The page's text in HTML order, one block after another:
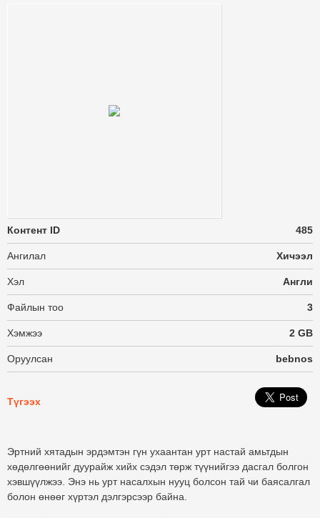
Контент ID 485
Ангилал Хичээл
Хэл Англи
Файлын тоо 3
Хэмжээ 2 GB
Оруулсан bebnos
Түгээх
Эртний хятадын эрдэмтэн гүн ухаантан урт настай амьтдын
хөдөлгөөнийг дуурайж хийх сэдэл төрж түүнийгээ дасгал болгон
хэвшүүлжээ. Энэ нь урт насалхын нууц болсон тай чи баясалгал
болон өнөөг хүртэл дэлгэрсээр байна.